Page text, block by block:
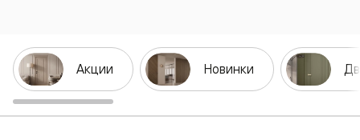
Акции Новинки